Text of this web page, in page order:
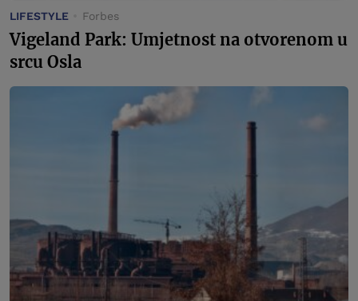
LIFESTYLE Forbes
Vigeland Park: Umjetnost na otvorenom u
srcu Osla